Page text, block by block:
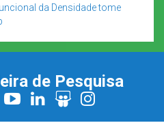
da Densidadetome
de Pesquisa